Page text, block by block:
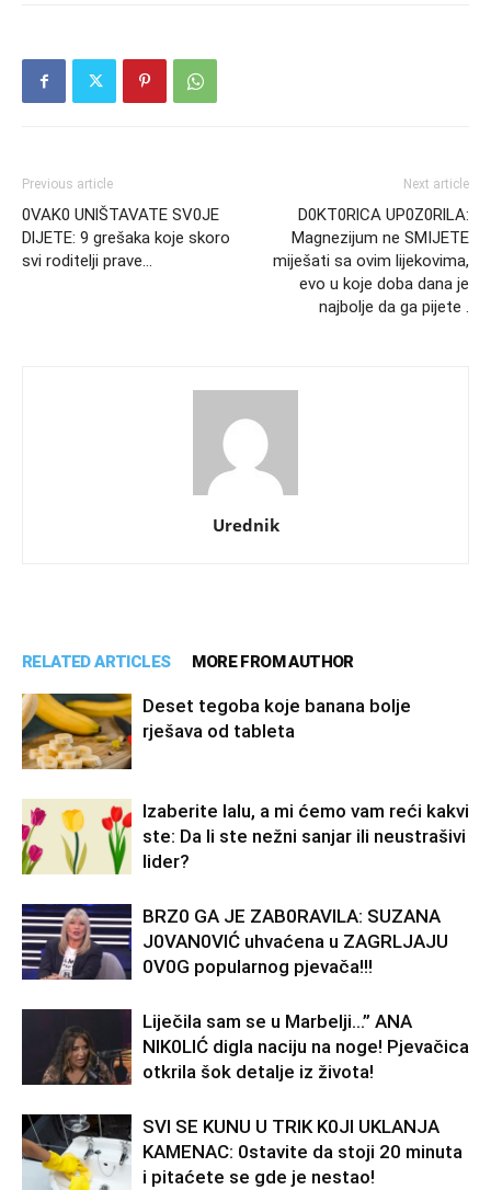
Previous article
0VAK0 UNlŠTAVATE SV0JE
DlJETE: 9 grešaka koje skoro
svi roditelji prave…
Next article
D0KT0RlCA UP0Z0RlLA:
Magnezijum ne SMIJETE
miješati sa ovim lijekovima,
evo u koje doba dana je
najbolje da ga pijete .
Urednik
RELATED ARTICLES MORE FROM AUTHOR
Deset tegoba koje banana bolje
rješava od tableta
Izaberite lalu, a mi ćemo vam reći kakvi
ste: Da li ste nežni sanjar ili neustrašivi
lider?
BRZ0 GA JE ZAB0RAVlLA: SUZANA
J0VAN0VIĆ uhvaćena u ZAGRLJAJU
0V0G popularnog pjevača!!!
Liječila sam se u Marbelji…” ANA
NlK0LlĆ digla naciju na noge! Pjevačica
otkrila šok detalje iz života!
SVl SE KUNU U TRlK K0Jl UKLANJA
KAMENAC: 0stavite da stoji 20 minuta
i pitaćete se gde je nestao!